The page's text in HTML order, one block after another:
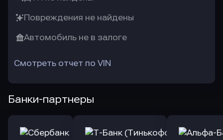
Повреждения не найдены
Автомобиль не в залоге
Смотреть отчет по VIN
Банки-партнеры